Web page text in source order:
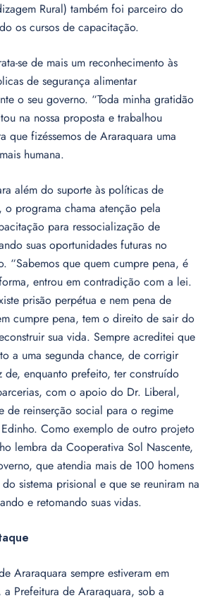
Rural) também foi parceiro do
os cursos de capacitação.
se de mais um reconhecimento às
de segurança alimentar
o seu governo. “Toda minha gratidão
na nossa proposta e trabalhou
que fizéssemos de Araraquara uma
humana.
além do suporte às políticas de
o programa chama atenção pela
para ressocialização de
suas oportunidades futuras no
“Sabemos que quem cumpre pena, é
entrou em contradição com a lei.
prisão perpétua e nem pena de
cumpre pena, tem o direito de sair do
sua vida. Sempre acreditei que
a uma segunda chance, de corrigir
de, enquanto prefeito, ter construído
com o apoio do Dr. Liberal,
de reinserção social para o regime
Como exemplo de outro projeto
lembra da Cooperativa Sol Nascente,
que atendia mais de 100 homens
sistema prisional e que se reuniram na
e retomando suas vidas.
Araraquara sempre estiveram em
Prefeitura de Araraquara, sob a